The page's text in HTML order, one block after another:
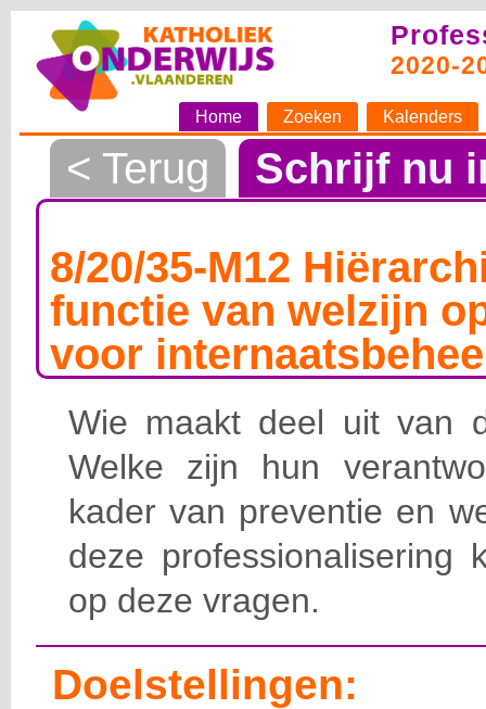
2020-
Home Zoeken Kalenders
< Terug Schrijf nu
8/20/35-M12
functie van welzijn
voor
Wie maakt deel uit van
Welke zijn hun
kader van preventie en
deze professionalisering
op deze vragen.
Doelstellingen: